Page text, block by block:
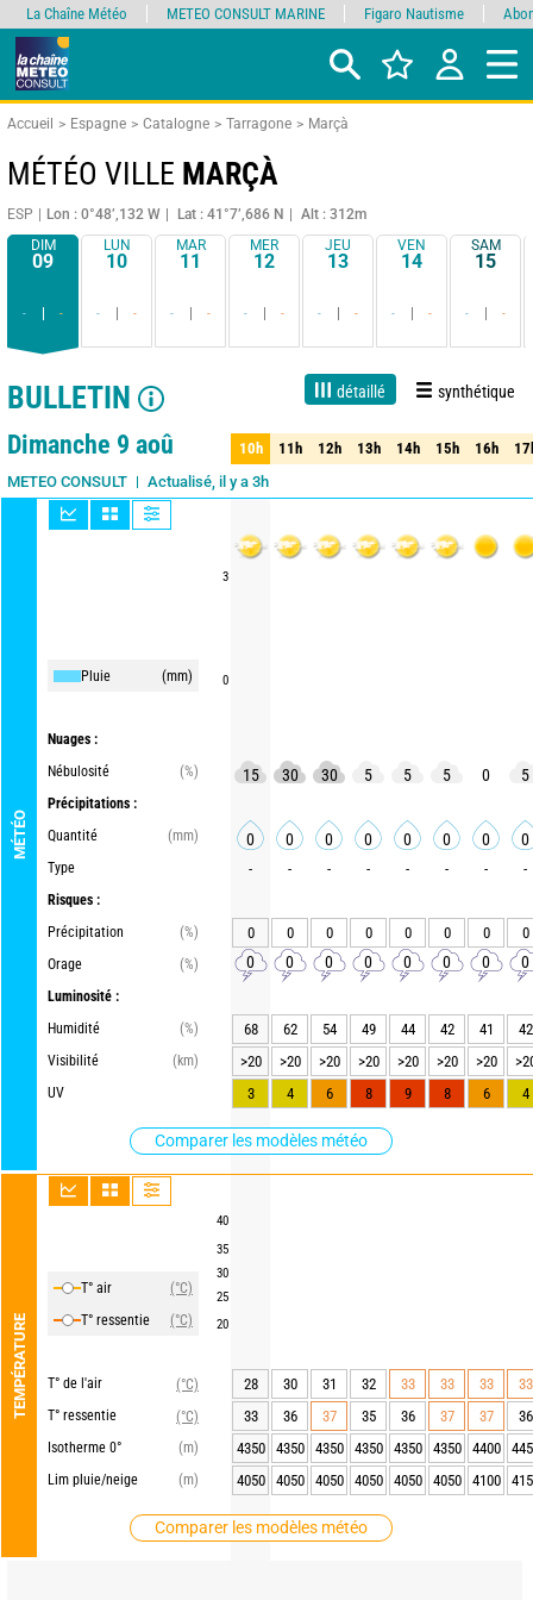
Accueil Espagne Catalogne Tarragone Marçà
MÉTÉO VILLE MARÇÀ
ESP Lon : 0°48’,132 W Lat : 41°7’,686 N
Alt : 312m
DIM
09
- -
LUN
10
- -
MAR
11
- -
MER
12
- -
JEU
13
- -
VEN
14
- -
SAM
15
- -
BULLETIN détaillé synthétique
1 jour 3 jours 7 jours 15 jours Fiabilité 85%
Dimanche 9 aoû
METEO CONSULT Actualisé, il y a 3h
MÉTÉO
Pluie (mm)
Nuages :
Nébulosité
(%)
Précipitations :
Quantité
(mm)
Type
Risques :
Précipitation
(%)
Orage
(%)
Luminosité :
Humidité
(%)
Visibilité
(km)
UV
Comparer les modèles météo
TEMPÉRATURE
T° air
(°C)
T° ressentie
(°C)
T° de l'air
(°C)
T° ressentie
(°C)
Isotherme 0°
(m)
Lim pluie/neige
(m)
Comparer les modèles météo
3
0
40
35
30
25
20
10h 11h 12h 13h 14h 15h 16h
10h 11h 12h 13h 14h 15h 16h
15 30 30 5 5 5 0 5
0 0 0 0 0 0 0 0
- - - - - - - -
0 0 0 0 0 0 0 0
0 0 0 0 0 0 0 0
68 62 54 49 44 42 41
42
>20
>20 >20 >20 >20 >20 >20
3
4 6 8 9 8 6 4
28 30 31 32 33 33 33
33
33
36 37 35 36 37 37
36
4350
4350 4350 4350 4350 4350 4400
4050
4050 4050 4050 4050 4050 4100
La Chaîne Météo METEO CONSULT MARINE Figaro Nautisme